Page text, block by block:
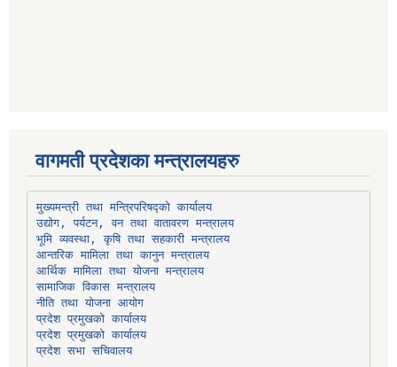
वागमती प्रदेशका मन्त्रालयहरु
मुख्यमन्त्री तथा मन्त्रिपरिषद्को कार्यालय
उद्योग, पर्यटन, वन तथा वातावरण मन्त्रालय
भूमि व्यवस्था, कृषि तथा सहकारी मन्त्रालय
आन्तरिक मामिला तथा कानुन मन्त्रालय
आर्थिक मामिला तथा योजना मन्त्रालय
सामाजिक विकास मन्त्रालय
नीति तथा योजना आयोग
प्रदेश प्रमुखको कार्यालय
प्रदेश प्रमुखको कार्यालय
प्रदेश सभा सचिवालय